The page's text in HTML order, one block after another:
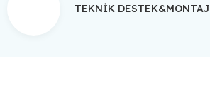
TEKNİK DESTEK&MONTAJ